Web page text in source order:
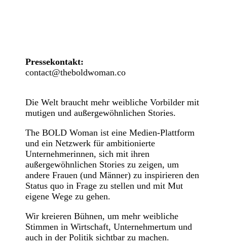
Pressekontakt:
contact@theboldwoman.co
Die Welt braucht mehr weibliche Vorbilder mit
mutigen und außergewöhnlichen Stories.
The BOLD Woman ist eine Medien-Plattform
und ein Netzwerk für ambitionierte
Unternehmerinnen, sich mit ihren
außergewöhnlichen Stories zu zeigen, um
andere Frauen (und Männer) zu inspirieren den
Status quo in Frage zu stellen und mit Mut
eigene Wege zu gehen.
Wir kreieren Bühnen, um mehr weibliche
Stimmen in Wirtschaft, Unternehmertum und
auch in der Politik sichtbar zu machen.